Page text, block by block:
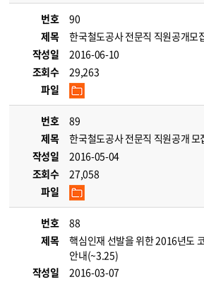
번호
90
제목
한국철도공사 전문직 직원공개모
작성일
2016-06-10
조회수
29,263
파일
번호
89
제목
한국철도공사 전문직 직원공개
작성일
2016-05-04
조회수
27,058
파일
번호
88
제목
핵심인재 선발을 위한 2016년도
안내(~3.25)
작성일
2016-03-07